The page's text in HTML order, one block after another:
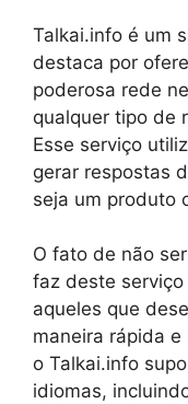
Talkai.info é um
destaca por
poderosa rede
qualquer tipo de
Esse serviço
gerar respostas
seja um produto
O fato de não
faz deste
aqueles que
maneira rápida
o Talkai.info
idiomas,